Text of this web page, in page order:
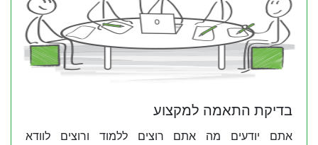
בדיקת התאמה למקצוע
אתם יודעים מה אתם רוצים ללמוד ורוצים לוודא